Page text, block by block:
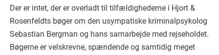
Der er intet, der er overladt til tilfældighederne i Hjort &
Rosenfeldts bøger om den usympatiske kriminalpsykolog
Sebastian Bergman og hans samarbejde med rejseholdet.
Bøgerne er velskrevne, spændende og samtidig meget